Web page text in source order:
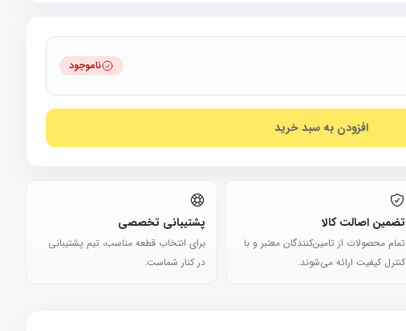
ناموجود
افزودن به سبد خرید
تضمین اصالت کالا
تمام محصولات از تامین‌کنندگان معتبر و با
کنترل کیفیت ارائه می‌شوند.
پشتیبانی تخصصی
برای انتخاب قطعه مناسب، تیم پشتیبانی
در کنار شماست.